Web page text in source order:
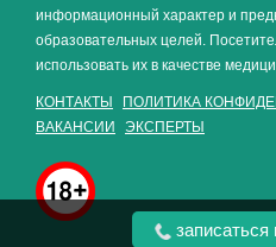
информационный характер и
образовательных целей.
использовать их в качестве
КОНТАКТЫ ПОЛИТИКА
ВАКАНСИИ
ЭКСПЕРТЫ